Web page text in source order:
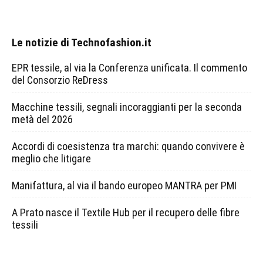
Le notizie di Technofashion.it
EPR tessile, al via la Conferenza unificata. Il commento
del Consorzio ReDress
Macchine tessili, segnali incoraggianti per la seconda
metà del 2026
Accordi di coesistenza tra marchi: quando convivere è
meglio che litigare
Manifattura, al via il bando europeo MANTRA per PMI
A Prato nasce il Textile Hub per il recupero delle fibre
tessili